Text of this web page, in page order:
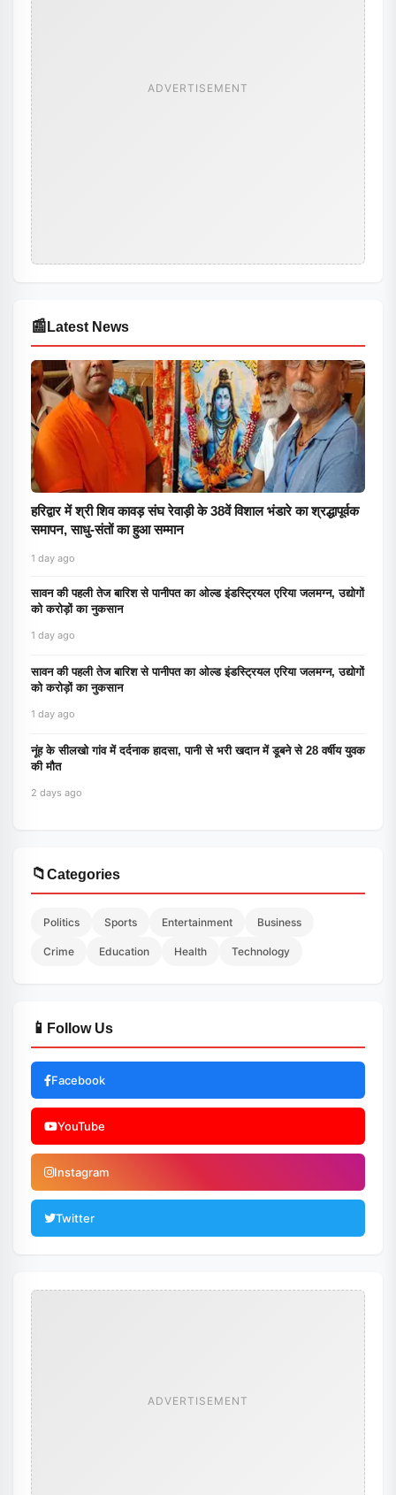
ADVERTISEMENT
📰 Latest News
हरिद्वार में श्री शिव कावड़ संघ रेवाड़ी के 38वें विशाल भंडारे का श्रद्धापूर्वक
समापन, साधु-संतों का हुआ सम्मान
1 day ago
सावन की पहली तेज बारिश से पानीपत का ओल्ड इंडस्ट्रियल एरिया जलमग्न, उद्योगों
को करोड़ों का नुकसान
1 day ago
सावन की पहली तेज बारिश से पानीपत का ओल्ड इंडस्ट्रियल एरिया जलमग्न, उद्योगों
को करोड़ों का नुकसान
1 day ago
नूंह के सीलखो गांव में दर्दनाक हादसा, पानी से भरी खदान में डूबने से 28 वर्षीय युवक
की मौत
2 days ago
📁Categories
Politics Sports Entertainment Business
Crime Education Health Technology
📱 Follow Us
Facebook
YouTube
Instagram
Twitter
ADVERTISEMENT